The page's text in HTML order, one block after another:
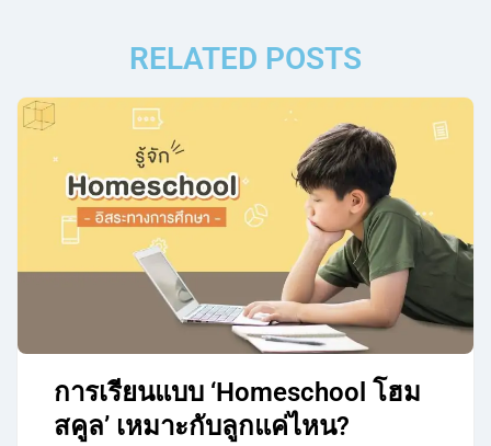
RELATED POSTS
การเรียนแบบ ‘Homeschool โฮม
สคูล’ เหมาะกับลูกแค่ไหน?